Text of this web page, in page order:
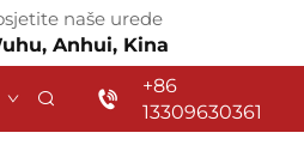
naše urede
Anhui, Kina
+86
13309630361